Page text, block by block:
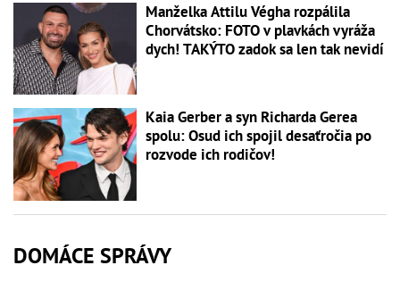
Manželka Attilu Végha rozpálila
Chorvátsko: FOTO v plavkách vyráža
dych! TAKÝTO zadok sa len tak nevidí
Kaia Gerber a syn Richarda Gerea
spolu: Osud ich spojil desaťročia po
rozvode ich rodičov!
DOMÁCE SPRÁVY